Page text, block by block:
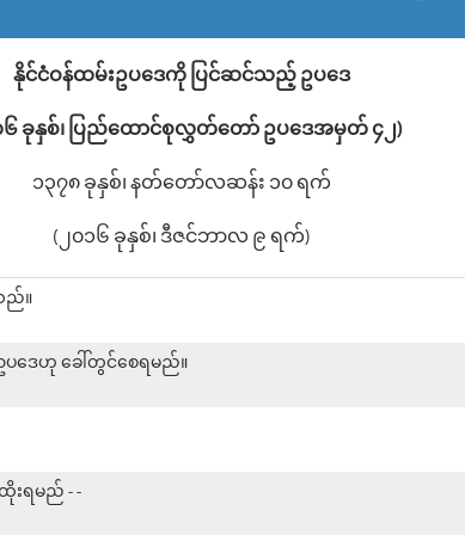
နိုင်ငံဝန်ထမ်းဥပဒေကို ပြင်ဆင်သည့် ဥပဒေ
၆ ခုနှစ်၊ ပြည်ထောင်စုလွှတ်တော် ဥပဒေအမှတ် ၄၂)
၁၃၇၈ ခုနှစ်၊ နတ်တော်လဆန်း ၁၀ ရက်
(၂၀၁၆ ခုနှစ်၊ ဒီဇင်ဘာလ ၉ ရက်)
ည်။
ဒေဟု ခေါ်တွင်စေရမည်။
းရမည် - -